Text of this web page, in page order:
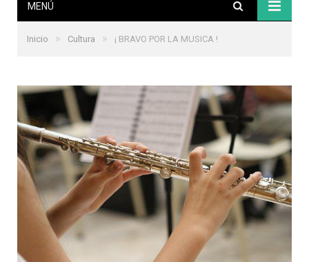
MENÚ
Inicio » Cultura » ¡ BRAVO POR LA MUSICA !